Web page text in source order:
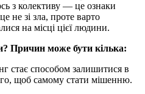
з колективу — це ознаки
не зі зла, проте варто
на місці цієї людини.
Причин може бути кілька:
стає способом залишитися в
щоб самому стати мішенню.